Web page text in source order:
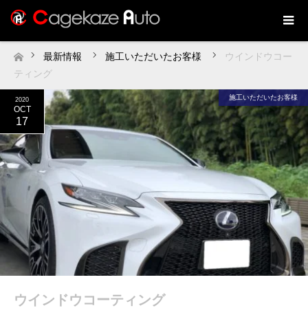
ホーム
最新情報 施工いただいたお客様
ウインドウコー
ティング
2020
OCT
17
施工いただいたお客様
ウインドウコーティング